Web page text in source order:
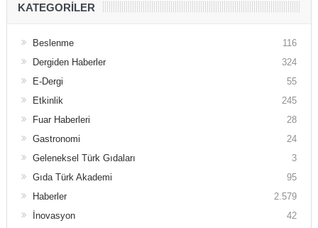
KATEGORILER
Beslenme
116
Dergiden Haberler
324
E-Dergi
55
Etkinlik
245
Fuar Haberleri
28
Gastronomi
24
Geleneksel Türk Gıdaları
3
Gıda Türk Akademi
95
Haberler
2.579
İnovasyon
42